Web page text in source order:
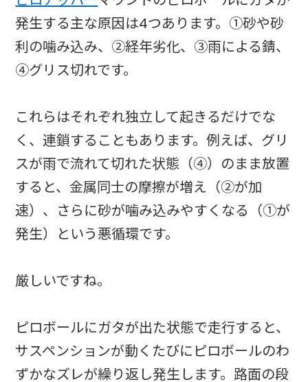
発生する主な原因は4つあります。①砂や砂
利の噛み込み、②経年劣化、③雨による錆、
④グリス切れです。
これらはそれぞれ独立して起きるだけでな
く、連鎖することもあります。例えば、グリ
スが雨で流れて切れた状態（④）のまま放置
すると、金属同士の摩擦が増え（②が加
速）、さらに砂が噛み込みやすくなる（①が
発生）という悪循環です。
厳しいですね。
ピロボールにガタが出た状態で走行すると、
サスペンションが動くたびにピロボールのわ
ずかなズレが繰り返し発生します。路面の段